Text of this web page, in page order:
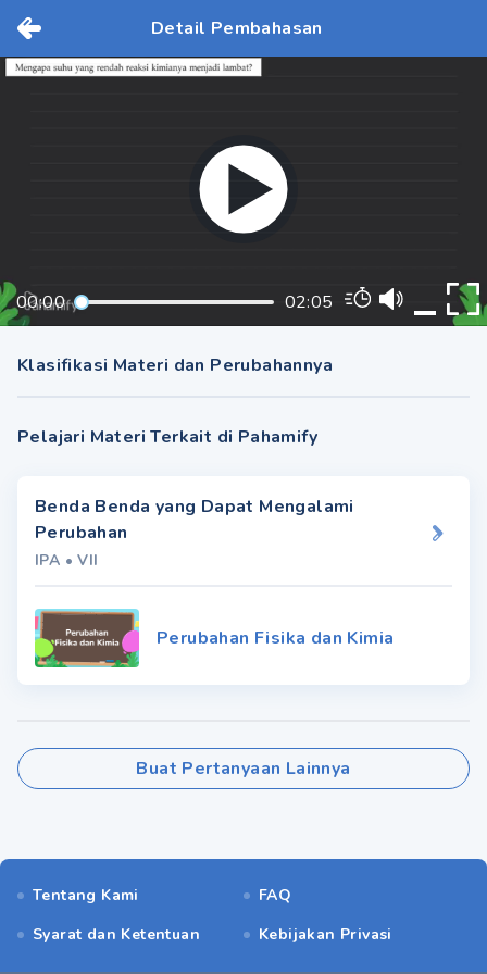
Detail Pembahasan
00:00 02:05
Klasifikasi Materi dan Perubahannya
Pelajari Materi Terkait di Pahamify
Benda Benda yang Dapat Mengalami
Perubahan
IPA •VII
Perubahan Fisika dan Kimia
Buat Pertanyaan Lainnya
Tentang Kami
FAQ
Syarat dan Ketentuan
Kebijakan Privasi